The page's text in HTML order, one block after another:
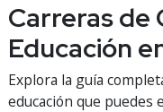
Carreras de
Educación
Explora la guía
educación que puedes